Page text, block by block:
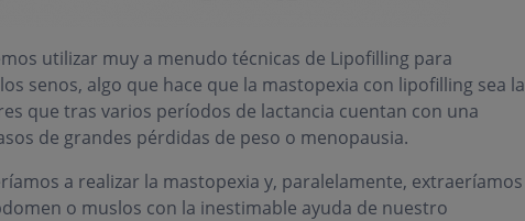
utilizar muy a menudo técnicas de Lipofilling para
senos, algo que hace que la mastopexia con lipofilling sea la
que tras varios períodos de lactancia cuentan con una
de grandes pérdidas de peso o menopausia.
a realizar la mastopexia y, paralelamente, extraeríamos
o muslos con la inestimable ayuda de nuestro